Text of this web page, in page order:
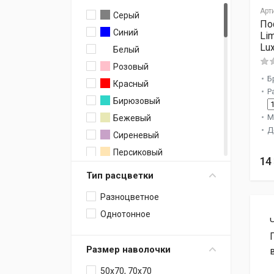
Серый
Синий
Белый
Розовый
Красный
Бирюзовый
Бежевый
Сиреневый
Персиковый
Песочный
Фисташковый
Тип расцветки
Разноцветное
Однотонное
Размер наволочки
50х70, 70х70
14